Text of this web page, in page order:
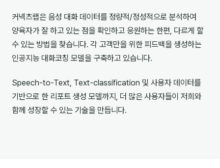
커넥츠랩은 음성 대화 데이터를 정량적/정성적으로 분석하여
양육자가 잘 하고 있는 점을 확인하고 응원하는 한편, 다르게 할
수 있는 방법을 찾습니다. 각 고객만을 위한 피드백을 생성하는
인공지능 대화코칭 모델을 구축하고 있습니다.
Speech-to-Text, Text-classification 및 사용자 데이터를
기반으로 한 리포트 생성 모델까지, 더 많은 사용자들이 저희와
함께 성장할 수 있는 기술을 만듭니다.